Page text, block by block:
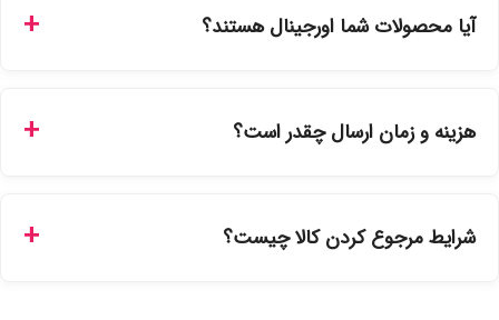
سفارشات در سایت، وضعیت لحظه‌ای مرسوله را مشاهده کنید.
آیا محصولات شما اورجینال هستند؟
نمایندگی‌های معتبر تهیه شده و دارای بچ‌کد قابل استعلام هستند.
هزینه و زمان ارسال چقدر است؟
انتخاب کنید و برای شهرستان‌ها بین یک الی ۳ روز کاری از طریق
شرایط مرجوع کردن کالا چیست؟